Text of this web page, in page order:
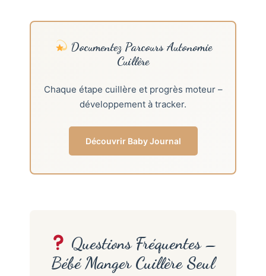
Documentez Parcours Autonomie
Cuillère
Chaque étape cuillère et progrès moteur –
développement à tracker.
Découvrir Baby Journal
Questions Fréquentes –
Bébé Manger Cuillère Seul